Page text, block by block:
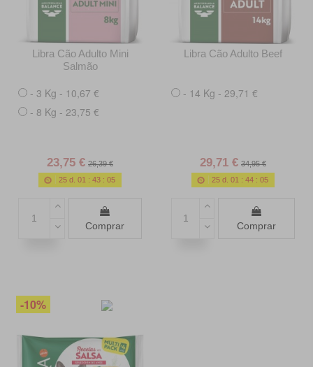
Libra Cão Adulto Mini
Salmão
- 3 Kg - 10,67 €
- 8 Kg - 23,75 €
23,75 € 26,39 €
25 d. 01 :43 :03
Comprar
Libra Cão Adulto Beef
- 14 Kg - 29,71 €
29,71 € 34,95 €
25 d. 01 :44 :03
Comprar
-10%